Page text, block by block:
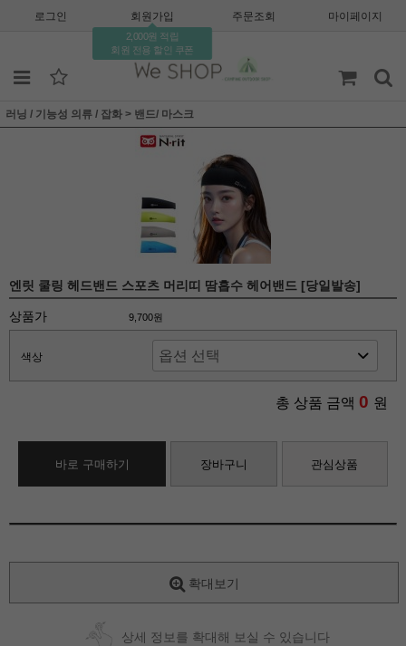
로그인 회원가입
2,000원 적립
회원 전용 할인 쿠폰
주문조회 마이페이지
러닝 / 기능성 의류 / 잡화 > 밴드/ 마스크
엔릿 쿨링 헤드밴드 스포츠 머리띠 땀흡수 헤어밴드 [당일발송]
상품가 9,700원
색상
총 상품 금액 0 원
바로 구매하기 장바구니 관심상품
확대보기
상세 정보를 확대해 보실 수 있습니다